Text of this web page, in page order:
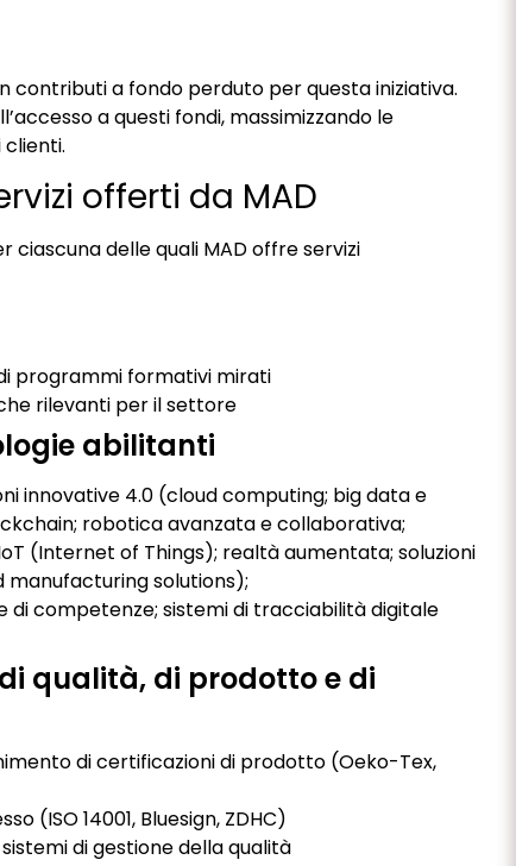
contributi a fondo perduto per questa iniziativa.
a questi fondi, massimizzando le
offerti da MAD
ciascuna delle quali MAD offre servizi
programmi formativi mirati
rilevanti per il settore
abilitanti
innovative 4.0 (cloud computing; big data e
robotica avanzata e collaborativa;
(Internet of Things); realtà aumentata; soluzioni
solutions);
competenze; sistemi di tracciabilità digitale
qualità, di prodotto e di
di certificazioni di prodotto (Oeko-Tex,
(ISO 14001, Bluesign, ZDHC)
di gestione della qualità